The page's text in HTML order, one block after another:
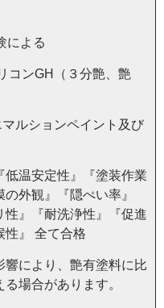
による
コンGH（３分艶、艶
ルションペイント及び
低温安定性』『塗装作業
外観』『隠ぺい率』
性』『耐洗浄性』『促進
性』 全て合格
により、艶有塗料に比
場合があります。